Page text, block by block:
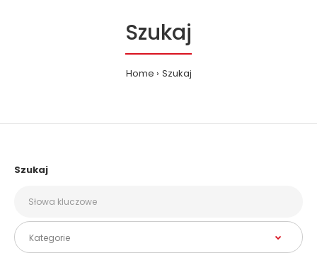
Szukaj
Home Szukaj
Szukaj